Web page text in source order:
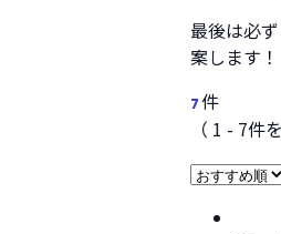
最後は必
案します
7件
（ 1 - 7件